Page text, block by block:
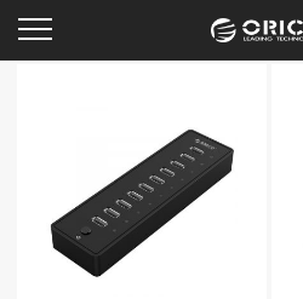
USB 2.0 Концентратор